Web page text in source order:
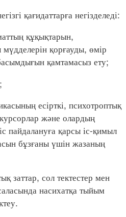
қағидаттарға негізделеді:
құқықтарын,
қорғауды, өмір
қамтамасыз ету;
есірткі, психотроптық
және олардың
пайдалануға қарсы іс-қимыл
бұзғаны үшін жазаның
заттар, сол тектестер мен
насихатқа тыйым